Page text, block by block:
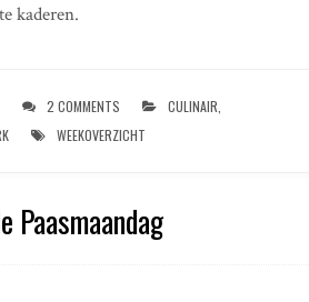
kaderen.
2 COMMENTS CULINAIR
WEEKOVERZICHT
Paasmaandag